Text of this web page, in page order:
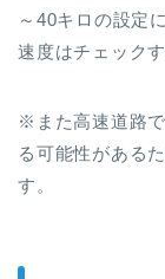
～40キロの設定
速度はチェック
※また高速道路
る可能性がある
す。